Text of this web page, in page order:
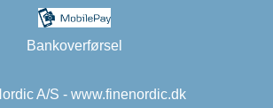
Bankoverførsel
A/S - www.finenordic.dk